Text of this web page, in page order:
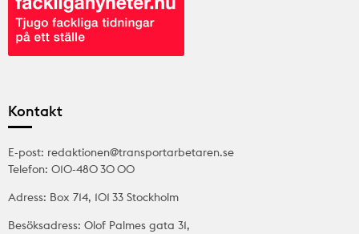
Kontakt
E-post: redaktionen@transportarbetaren.se
Telefon: 010-480 30 00
Adress: Box 714, 101 33 Stockholm
Besöksadress: Olof Palmes gata 31,